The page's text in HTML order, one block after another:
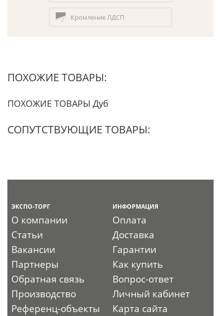
Кромление ЛДСП
ПОХОЖИЕ ТОВАРЫ:
ПОХОЖИЕ ТОВАРЫ Дуб
СОПУТСТВУЮЩИЕ ТОВАРЫ:
ЭКСПО-ТОРГ
О компании
Статьи
Вакансии
Партнеры
Обратная связь
Производство
Референц-объекты
ИНФОРМАЦИЯ
Оплата
Доставка
Гарантии
Как купить
Вопрос-ответ
Личный кабинет
Карта сайта